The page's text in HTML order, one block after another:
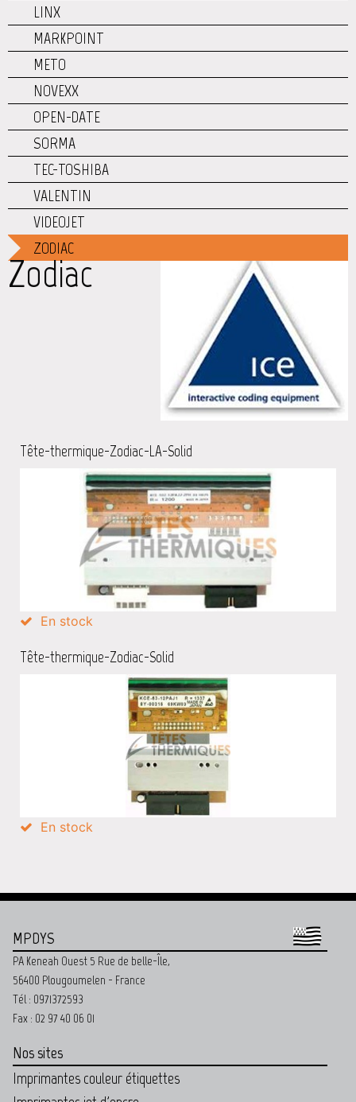
LINX
MARKPOINT
METO
NOVEXX
OPEN-DATE
SORMA
TEC-TOSHIBA
VALENTIN
VIDEOJET
ZODIAC
Zodiac
Tête-thermique-Zodiac-LA-Solid
En stock
Tête-thermique-Zodiac-Solid
En stock
MPDYS
PA Keneah Ouest 5 Rue de belle-Île,
56400 Plougoumelen - France
Tél : 0971372593
Fax : 02 97 40 06 01
Nos sites
Imprimantes couleur étiquettes